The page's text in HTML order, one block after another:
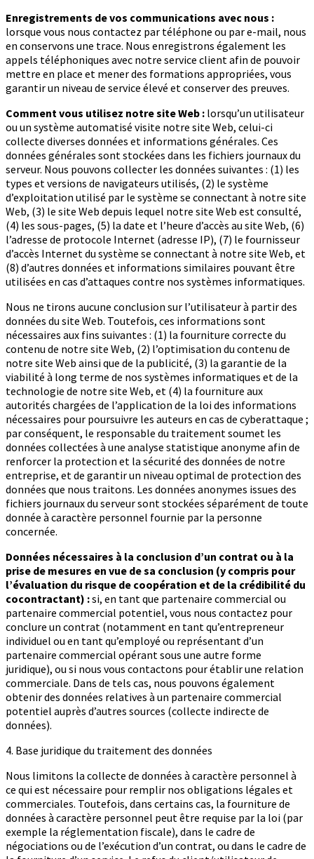
Enregistrements de vos communications avec nous :
lorsque vous nous contactez par téléphone ou par e-mail, nous
en conservons une trace. Nous enregistrons également les
appels téléphoniques avec notre service client afin de pouvoir
mettre en place et mener des formations appropriées, vous
garantir un niveau de service élevé et conserver des preuves.
Comment vous utilisez notre site Web : lorsqu’un utilisateur
ou un système automatisé visite notre site Web, celui-ci
collecte diverses données et informations générales. Ces
données générales sont stockées dans les fichiers journaux du
serveur. Nous pouvons collecter les données suivantes : (1) les
types et versions de navigateurs utilisés, (2) le système
d’exploitation utilisé par le système se connectant à notre site
Web, (3) le site Web depuis lequel notre site Web est consulté,
(4) les sous-pages, (5) la date et l’heure d’accès au site Web, (6)
l’adresse de protocole Internet (adresse IP), (7) le fournisseur
d’accès Internet du système se connectant à notre site Web, et
(8) d’autres données et informations similaires pouvant être
utilisées en cas d’attaques contre nos systèmes informatiques.
Nous ne tirons aucune conclusion sur l’utilisateur à partir des
données du site Web. Toutefois, ces informations sont
nécessaires aux fins suivantes : (1) la fourniture correcte du
contenu de notre site Web, (2) l’optimisation du contenu de
notre site Web ainsi que de la publicité, (3) la garantie de la
viabilité à long terme de nos systèmes informatiques et de la
technologie de notre site Web, et (4) la fourniture aux
autorités chargées de l’application de la loi des informations
nécessaires pour poursuivre les auteurs en cas de cyberattaque ;
par conséquent, le responsable du traitement soumet les
données collectées à une analyse statistique anonyme afin de
renforcer la protection et la sécurité des données de notre
entreprise, et de garantir un niveau optimal de protection des
données que nous traitons. Les données anonymes issues des
fichiers journaux du serveur sont stockées séparément de toute
donnée à caractère personnel fournie par la personne
concernée.
Données nécessaires à la conclusion d’un contrat ou à la
prise de mesures en vue de sa conclusion (y compris pour
l’évaluation du risque de coopération et de la crédibilité du
cocontractant) :si, en tant que partenaire commercial ou
partenaire commercial potentiel, vous nous contactez pour
conclure un contrat (notamment en tant qu’entrepreneur
individuel ou en tant qu’employé ou représentant d’un
partenaire commercial opérant sous une autre forme
juridique), ou si nous vous contactons pour établir une relation
commerciale. Dans de tels cas, nous pouvons également
obtenir des données relatives à un partenaire commercial
potentiel auprès d’autres sources (collecte indirecte de
données).
4. Base juridique du traitement des données
Nous limitons la collecte de données à caractère personnel à
ce qui est nécessaire pour remplir nos obligations légales et
commerciales. Toutefois, dans certains cas, la fourniture de
données à caractère personnel peut être requise par la loi (par
exemple la réglementation fiscale), dans le cadre de
négociations ou de l’exécution d’un contrat, ou dans le cadre de